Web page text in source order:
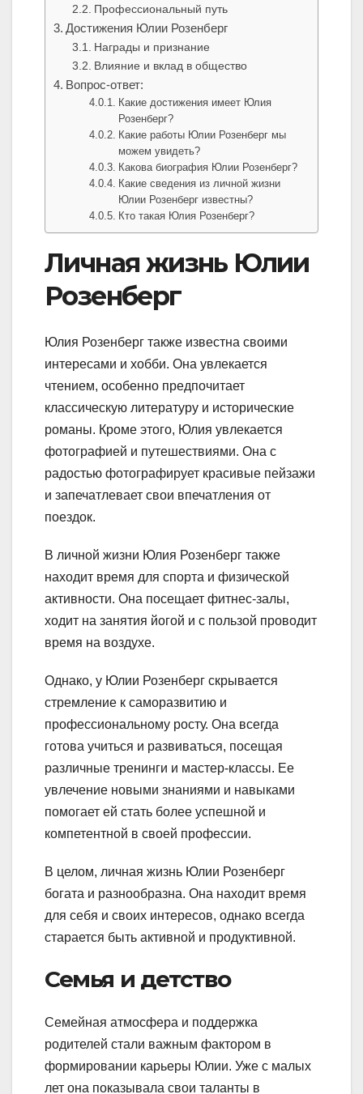
Профессиональный путь
Достижения Юлии Розенберг
Награды и признание
Влияние и вклад в общество
Вопрос-ответ:
Какие достижения имеет Юлия
Розенберг?
Какие работы Юлии Розенберг мы
можем увидеть?
Какова биография Юлии Розенберг?
Какие сведения из личной жизни
Юлии Розенберг известны?
Кто такая Юлия Розенберг?
Личная жизнь Юлии
Розенберг
Юлия Розенберг также известна своими
интересами и хобби. Она увлекается
чтением, особенно предпочитает
классическую литературу и исторические
романы. Кроме этого, Юлия увлекается
фотографией и путешествиями. Она с
радостью фотографирует красивые пейзажи
и запечатлевает свои впечатления от
поездок.
В личной жизни Юлия Розенберг также
находит время для спорта и физической
активности. Она посещает фитнес-залы,
ходит на занятия йогой и с пользой проводит
время на воздухе.
Однако, у Юлии Розенберг скрывается
стремление к саморазвитию и
профессиональному росту. Она всегда
готова учиться и развиваться, посещая
различные тренинги и мастер-классы. Ее
увлечение новыми знаниями и навыками
помогает ей стать более успешной и
компетентной в своей профессии.
В целом, личная жизнь Юлии Розенберг
богата и разнообразна. Она находит время
для себя и своих интересов, однако всегда
старается быть активной и продуктивной.
Семья и детство
Семейная атмосфера и поддержка
родителей стали важным фактором в
формировании карьеры Юлии. Уже с малых
лет она показывала свои таланты в